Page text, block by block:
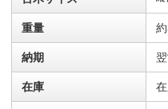
重量
納期
在庫